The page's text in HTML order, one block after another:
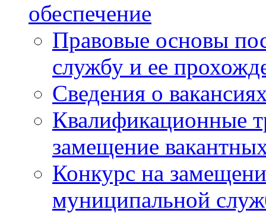
обеспечение
Правовые основы
службу и ее
Сведения о
Квалификационные
замещение
Конкурс на
муниципальной